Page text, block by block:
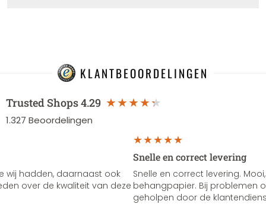
KLANTBEOORDELINGEN
Trusted Shops4.29
1.327 Beoordelingen
wij hadden, daarnaast ook
over de kwaliteit van deze
Snelle en correct levering
Snelle en correct levering.
behangpapier. Bij problemen
geholpen door de